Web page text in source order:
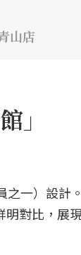
山店
」
之一）設計
明對比，展